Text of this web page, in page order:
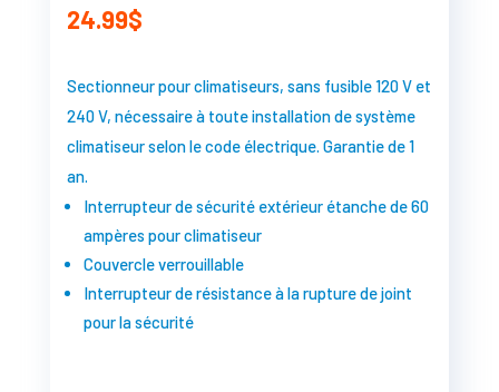
24.99$
Sectionneur pour climatiseurs, sans fusible 120 V et
240 V, nécessaire à toute installation de système
climatiseur selon le code électrique. Garantie de 1
an.
Interrupteur de sécurité extérieur étanche de 60
ampères pour climatiseur
Couvercle verrouillable
Interrupteur de résistance à la rupture de joint
pour la sécurité